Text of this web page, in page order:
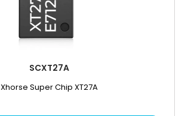
SCXT27A
Xhorse Super Chip XT27A